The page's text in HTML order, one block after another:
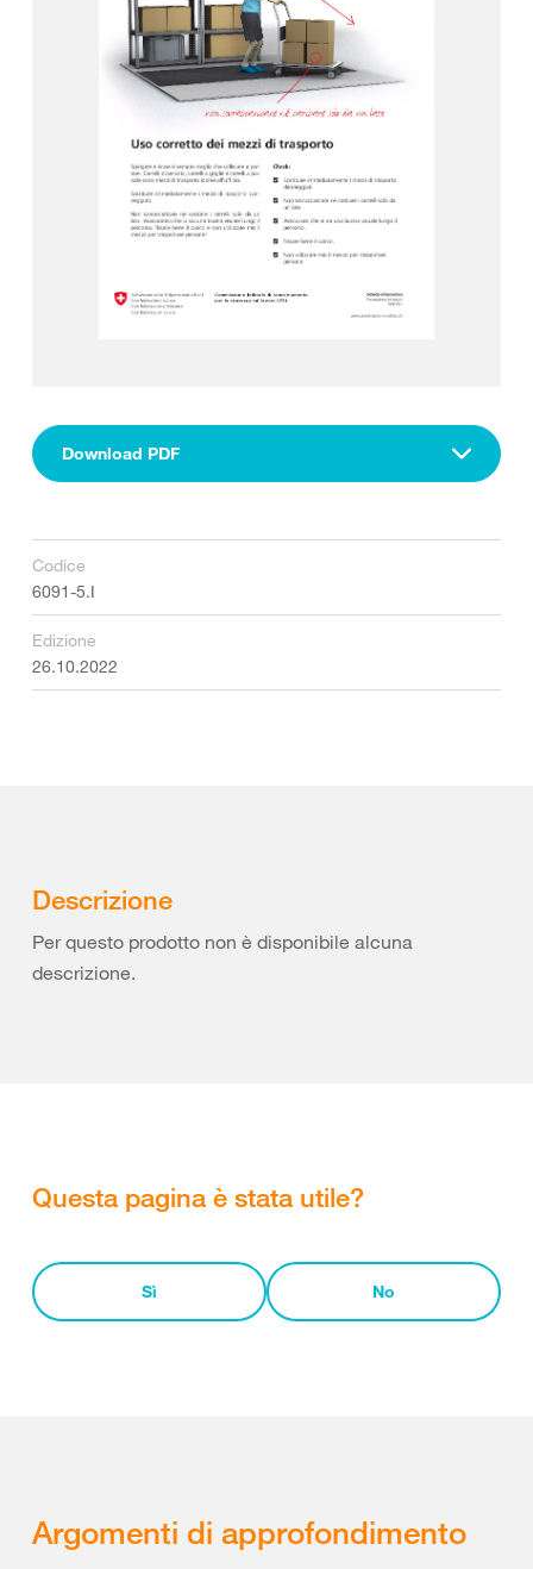
Download PDF
Codice
6091-5.I
Edizione
26.10.2022
Descrizione
Per questo prodotto non è disponibile alcuna
descrizione.
Questa pagina è stata utile?
Sì No
Argomenti di approfondimento